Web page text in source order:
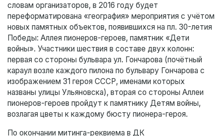
словам организаторов, в 2016 году будет
переформатирована «география» мероприятия с учётом
новых памятных объектов, появившихся на пл. 30-летия
Победы: Аллея пионеров-героев, памятник «Дети
войны». Участники шествия в составе двух колонн:
первая со стороны бульвара ул. Гончарова (почётный
караул возле каждого пилона по бульвару Гончарова с
изображением 31 героя СССР, именами которых
названы улицы Ульяновска), вторая со стороны Аллеи
пионеров-героев пройдут к памятнику Детям войны,
возлагая цветы к каждому бюсту пионера-героя.
По окончании митинга-реквиема в ДК